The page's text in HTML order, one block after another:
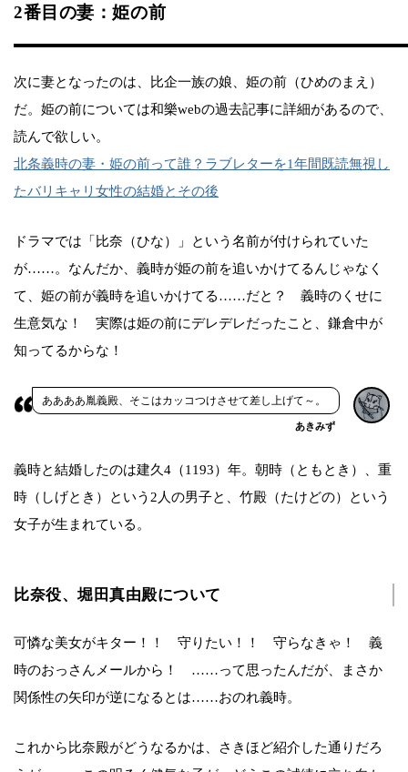
2番目の妻：姫の前
次に妻となったのは、比企一族の娘、姫の前（ひめのまえ）
だ。姫の前については和樂webの過去記事に詳細があるので、
読んで欲しい。
北条義時の妻・姫の前って誰？ラブレターを1年間既読無視し
たバリキャリ女性の結婚とその後
ドラマでは「比奈（ひな）」という名前が付けられていた
が……。なんだか、義時が姫の前を追いかけてるんじゃなく
て、姫の前が義時を追いかけてる……だと？ 義時のくせに
生意気な！ 実際は姫の前にデレデレだったこと、鎌倉中が
知ってるからな！
ああああ胤義殿、そこはカッコつけさせて差し上げて～。
あきみず
義時と結婚したのは建久4（1193）年。朝時（ともとき）、重
時（しげとき）という2人の男子と、竹殿（たけどの）という
女子が生まれている。
比奈役、堀田真由殿について
可憐な美女がキター！！ 守りたい！！ 守らなきゃ！ 義
時のおっさんメールから！ ……って思ったんだが、まさか
関係性の矢印が逆になるとは……おのれ義時。
これから比奈殿がどうなるかは、さきほど紹介した通りだろ